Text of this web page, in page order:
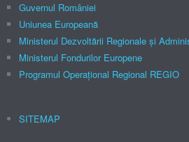
Guvernul României
Uniunea Europeană
Ministerul Dezvoltării Regionale şi
Ministerul Fondurilor Europene
Programul Operațional Regional REGIO
SITEMAP